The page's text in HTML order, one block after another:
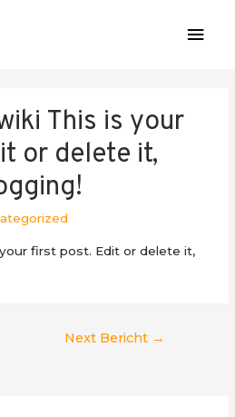
This is your
or delete it,
first post. Edit or delete it,
Next Bericht →